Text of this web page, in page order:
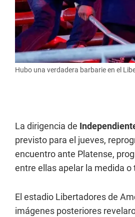
Hubo una verdadera barbarie en el
La dirigencia de
previsto para el jueves,
encuentro ante Platense,
entre ellas apelar la medida
El estadio Libertadores de
imágenes posteriores